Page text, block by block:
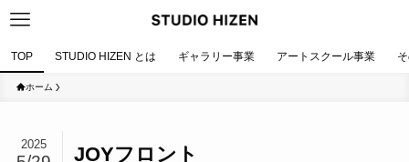
TOP STUDIO HIZEN とは ギャラリー事業 アートスクール事業
ホーム
JOYフロント
2025